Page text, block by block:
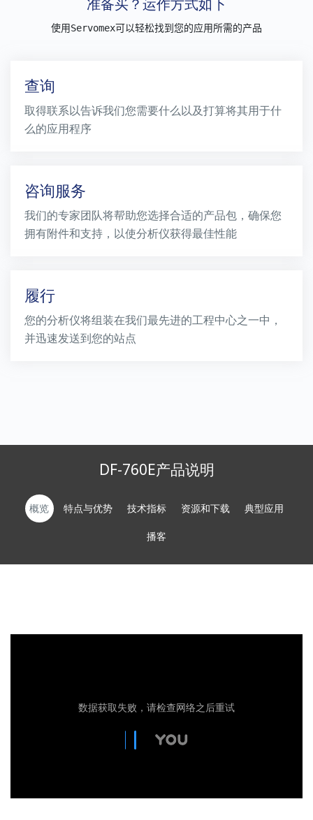
准备买？运作方式如下
使用Servomex可以轻松找到您的应用所需的产品
查询
取得联系以告诉我们您需要什么以及打算将其用于什
么的应用程序
咨询服务
我们的专家团队将帮助您选择合适的产品包，确保您
拥有附件和支持，以使分析仪获得最佳性能
履行
您的分析仪将组装在我们最先进的工程中心之一中，
并迅速发送到您的站点
DF-760E产品说明
概览 特点与优势 技术指标 资源和下载 典型应用
播客